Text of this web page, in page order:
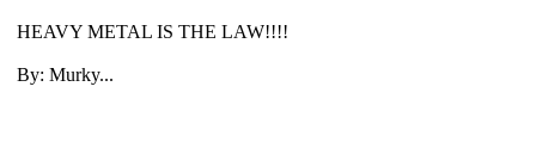
HEAVY METAL IS THE LAW!!!!
By: Murky...